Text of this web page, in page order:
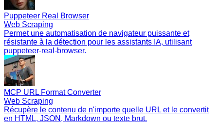
Puppeteer Real Browser
Web Scraping
Permet une automatisation de navigateur puissante et
résistante à la détection pour les assistants IA, utilisant
puppeteer-real-browser.
MCP URL Format Converter
Web Scraping
Récupère le contenu de n'importe quelle URL et le convertit
en HTML, JSON, Markdown ou texte brut.